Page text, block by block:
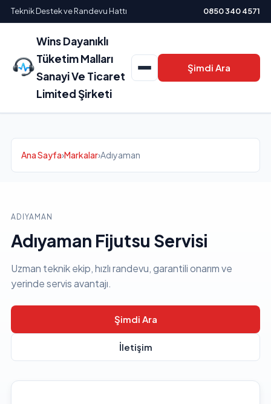
Teknik Destek ve Randevu Hattı 0850 340 4571
Wins Dayanıklı
Tüketim Malları
Sanayi Ve Ticaret
Limited Şirketi
Şimdi Ara
Ana Sayfa›Markalar›Adıyaman
ADIYAMAN
Adıyaman Fijutsu Servisi
Uzman teknik ekip, hızlı randevu, garantili onarım ve
yerinde servis avantajı.
Şimdi Ara
İletişim